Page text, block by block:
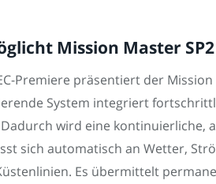
Mission Master
Premiere präsentiert der
System integriert
wird eine kontinuierliche,
sich automatisch an Wetter,
Es übermittelt